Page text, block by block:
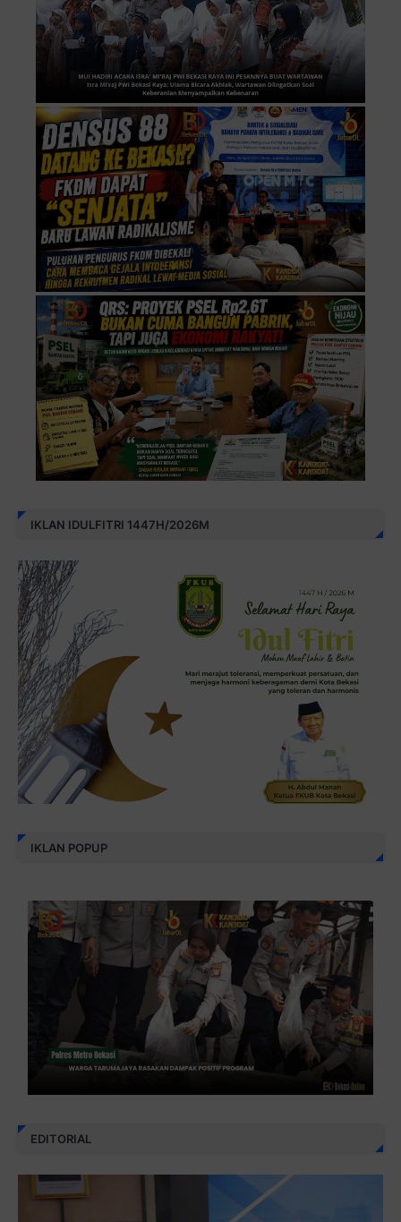
IKLAN IDULFITRI 1447H/2026M
IKLAN POPUP
EDITORIAL